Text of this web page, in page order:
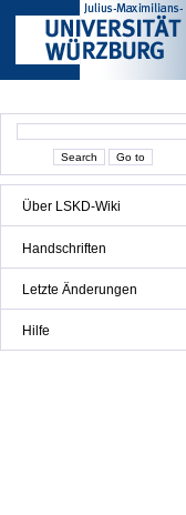
Über LSKD-Wiki
Handschriften
Letzte Änderungen
Hilfe